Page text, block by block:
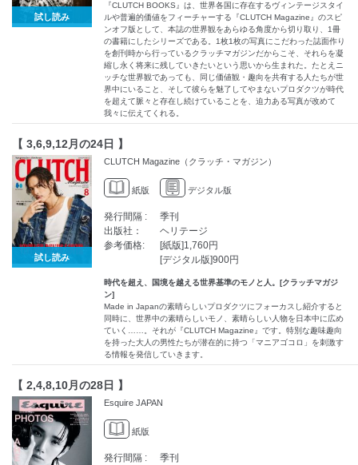
試し読み
『CLUTCH BOOKS』は、世界各国に存在するヴィンテージスタイ
ルや普遍的価値をフィーチャーする『CLUTCH Magazine』のスピ
ンオフ版として、本誌の世界観をあらゆる角度から切り取り、1冊
の書籍にしたシリーズである。1枚1枚の写真にこだわった誌面作り
を創刊時から行っているクラッチマガジンだからこそ、それらを凝
縮し永く将来に残していきたいという思いから生まれた。たとえニ
ッチな世界観であっても、同じ価値観・趣向を共有する人たちが世
界中にいること、そして彼らを魅了してやまないプロダクツが時代
を超えて脈々と存在し続けていることを、迫力ある写真が改めて
我々に伝えてくれる。
【 3,6,9,12月の24日 】
試し読み
CLUTCH Magazine（クラッチ・マガジン）
紙版 デジタル版
発行間隔 :
季刊
出版社：
ヘリテージ
参考価格:
[紙版]1,760円
[デジタル版]900円
時代を超え、国境を越える世界基準のモノと人。[クラッチマガジ
ン]
Made in Japanの素晴らしいプロダクツにフォーカスし紹介すると
同時に、世界中の素晴らしいモノ、素晴らしい人物を日本中に広め
ていく……。それが『CLUTCH Magazine』です。特別な趣味趣向
を持った大人の男性たちが潜在的に持つ「マニアゴコロ」を刺激す
る情報を発信していきます。
【 2,4,8,10月の28日 】
Esquire JAPAN
紙版
発行間隔 :
季刊